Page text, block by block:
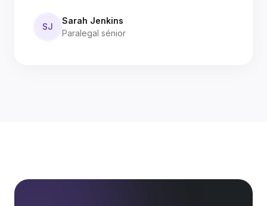
SJ
Sarah Jenkins
Paralegal sénior